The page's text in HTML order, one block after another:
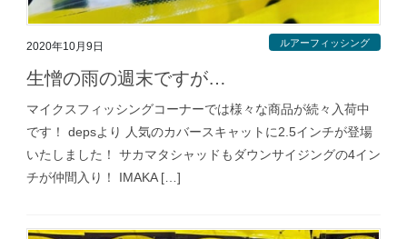
2020年10月9日 ルアーフィッシング
生憎の雨の週末ですが…
マイクスフィッシングコーナーでは様々な商品が続々入荷中
です！ depsより 人気のカバースキャットに2.5インチが登場
いたしました！ サカマタシャッドもダウンサイジングの4イン
チが仲間入り！ IMAKA […]